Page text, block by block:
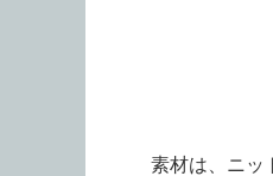
素材は、ニッ